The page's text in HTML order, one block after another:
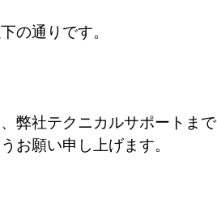
の通りです。
弊社テクニカルサポートまで
お願い申し上げます。